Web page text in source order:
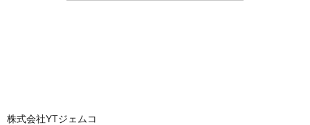
株式会社YTジェムコ